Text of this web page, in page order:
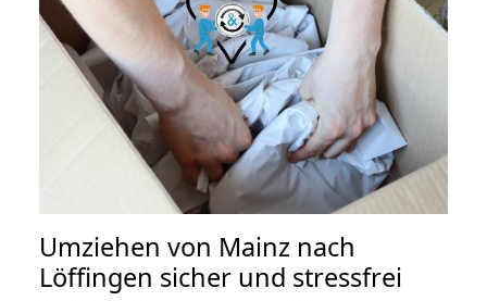
Umziehen von Mainz nach
Löffingen sicher und stressfrei